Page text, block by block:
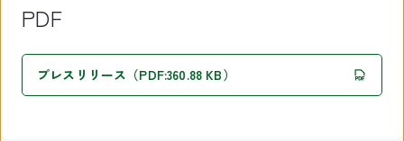
PDF
プレスリリース（PDF:360.88 KB）